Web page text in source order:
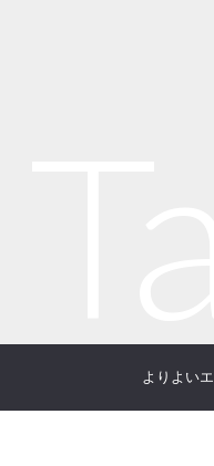
よりよい